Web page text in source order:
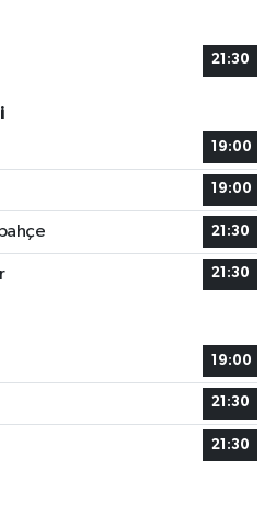
21:30
19:00
19:00
21:30
21:30
19:00
21:30
21:30